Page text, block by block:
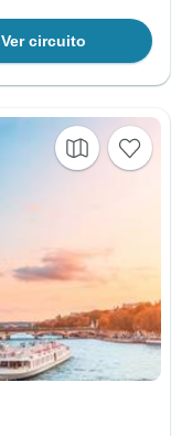
Ver circuito